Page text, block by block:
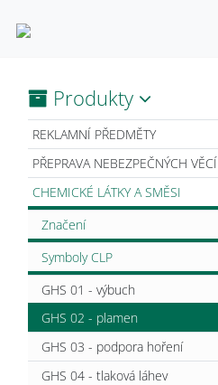
Produkty
REKLAMNÍ PŘEDMĚTY
PŘEPRAVA NEBEZPEČNÝCH VĚCÍ
CHEMICKÉ LÁTKY A SMĚSI
Značení
Symboly CLP
GHS 01 - výbuch
GHS 02 - plamen
GHS 03 - podpora hoření
GHS 04 - tlaková láhev